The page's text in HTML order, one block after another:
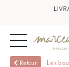
NOUVEAUTÉS
Retour Les